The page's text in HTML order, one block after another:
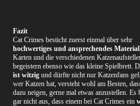
Fazit
Cat Crimes besticht zuerst einmal über sehr
hochwertiges und ansprechendes
Karten und die verschiedenen
begeistern ebenso wie das kleine Spielbrett.
ist witzig und dürfte nicht nur Katzenfans
wer Katzen hat, versteht wohl am Besten,
dazu neigen, gerne mal etwas anzustellen. Es
gar nicht aus, dass einem bei Cat Crimes ein